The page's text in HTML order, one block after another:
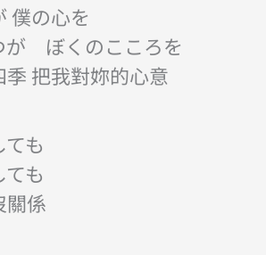
僕の心を
が ぼくのこころを
把我對妳的心意
も
も
關係